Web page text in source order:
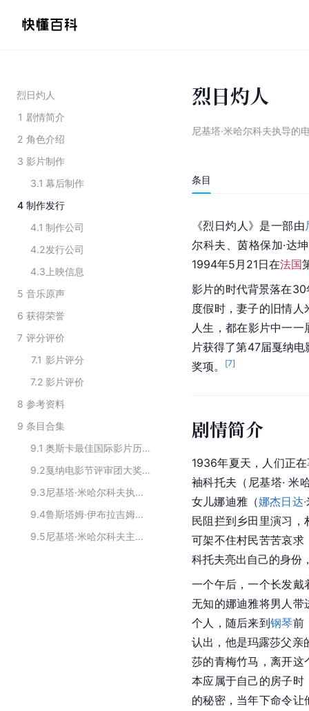
烈日灼人
1 剧情简介
2 角色介绍
3 影片制作
3.1 幕后制作
4 制作发行
4.1 制作公司
4.2发行公司
4.3 上映信息
5 音乐原声
6 获得荣誉
7 评分评价
7.1 影片评分
7.2 影片评价
8 参考资料
9 条目合集
9.1
奥斯卡最佳国际影片历届获奖作品
9.2
戛纳电影节评审团大奖历届获奖作品
9.3
尼基塔·米哈尔科夫执导的作品
9.4
鲁斯塔姆·伊布拉吉姆别科夫编剧的作品
9.5
尼基塔·米哈尔科夫主演的电影
烈日灼人
尼基塔·米哈尔科夫执导的
条目
《烈日灼人 》是一部由
尔科夫、茵格保加·达
1994年5月21日在法国
影片的时代背景落在30
度假时，妻子的旧情
人生，都在影片中一
片获得了第47届戛纳电
奖项。
[7]
剧情简介
1936年夏天，人们正
袖科托夫（尼基塔· 米
女儿娜迪雅（娜杰日达·
民阻拦到乡田里演习
可架不住村民苦苦哀求
科托夫亮出自己的身份
一个午后，一个长发
无知的娜迪雅将男人带
个人，随后来到钢琴前
认出，他是玛露莎父亲
莎的青梅竹马，离开这
本应属于自己的房子时
的秘密，当年下命令